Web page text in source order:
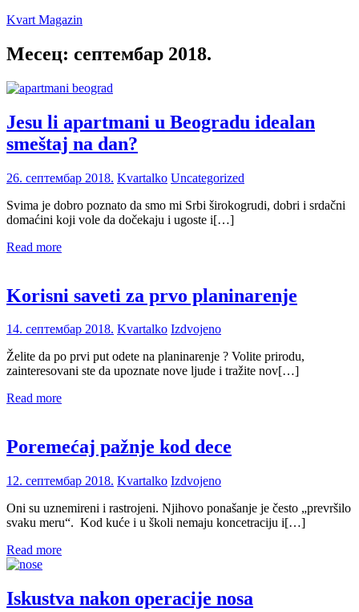
Skip
content
Kvart Magazin
Na
od
Месец: септембар 2018.
Jesu li apartmani u Beogradu idealan
smeštaj na dan?
26. септембар 2018. Kvartalko Uncategorized
Svima je dobro poznato da smo mi Srbi širokogrudi, dobri i srdačni
domaćini koji vole da dočekaju i ugoste i[…]
Read more
Korisni saveti za prvo planinarenje
14. септембар 2018. Kvartalko Izdvojeno
Želite da po prvi put odete na planinarenje ? Volite prirodu,
zainteresovani ste da upoznate nove ljude i tražite nov[…]
Read more
Poremećaj pažnje kod dece
12. септембар 2018. Kvartalko Izdvojeno
Oni su uznemireni i rastrojeni. Njihovo ponašanje je često „prevršilo
svaku meru“. Kod kuće i u školi nemaju koncetraciju i[…]
Read more
Iskustva nakon operacije nosa